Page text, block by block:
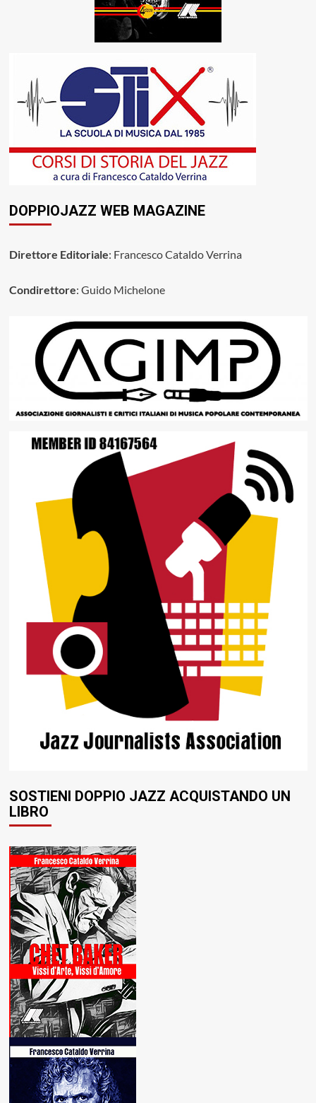
DOPPIOJAZZ WEB MAGAZINE
Direttore Editoriale: Francesco Cataldo Verrina
Condirettore: Guido Michelone
SOSTIENI DOPPIO JAZZ ACQUISTANDO UN
LIBRO